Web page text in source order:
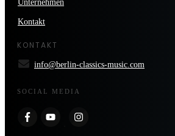
Unternehmen
Kontakt
KONTAKT
info@berlin-classics-music.com
SOCIAL MEDIA